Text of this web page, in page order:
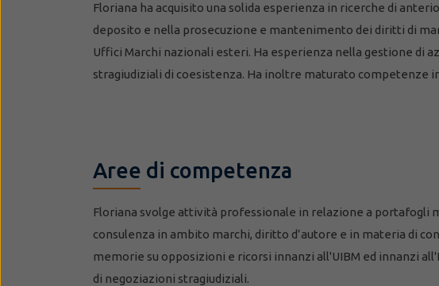
Floriana ha acquisito una solida esperienza in ricerche di
deposito e nella prosecuzione e mantenimento dei diritti di
Uffici Marchi nazionali esteri. Ha esperienza nella gestione di
stragiudiziali di coesistenza. Ha inoltre maturato
Aree di competenza
Floriana svolge attività professionale in relazione a portafogli
consulenza in ambito marchi, diritto d’autore e in materia di
memorie su opposizioni e ricorsi innanzi all'UIBM ed innanzi
di negoziazioni stragiudiziali.